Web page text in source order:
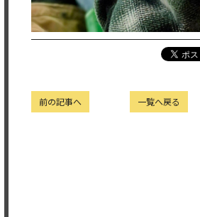
一覧へ戻る
前の記事へ